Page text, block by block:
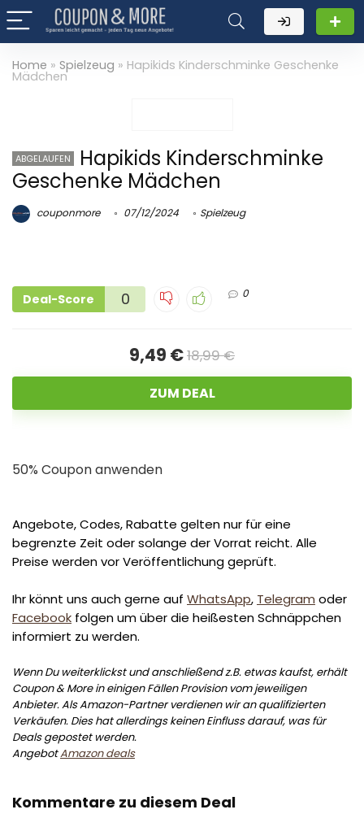
Home » Spielzeug » Hapikids Kinderschminke Geschenke
Mädchen
ABGELAUFEN
Hapikids Kinderschminke
Geschenke Mädchen
couponmore 07/12/2024 Spielzeug
Deal-Score 0 0
9,49 €18,99 €
ZUM DEAL
50% Coupon anwenden
Angebote, Codes, Rabatte gelten nur für eine
begrenzte Zeit oder solange der Vorrat reicht. Alle
Preise werden vor Veröffentlichung geprüft.
Ihr könnt uns auch gerne auf WhatsApp, Telegram oder
Facebook folgen um über die heißesten Schnäppchen
informiert zu werden.
Wenn Du weiterklickst und anschließend z.B. etwas kaufst, erhält
Coupon & More in einigen Fällen Provision vom jeweiligen
Anbieter. Als Amazon-Partner verdienen wir an qualifizierten
Verkäufen. Dies hat allerdings keinen Einfluss darauf, was für
Deals gepostet werden.
AngebotAmazon deals
Kommentare zu diesem Deal